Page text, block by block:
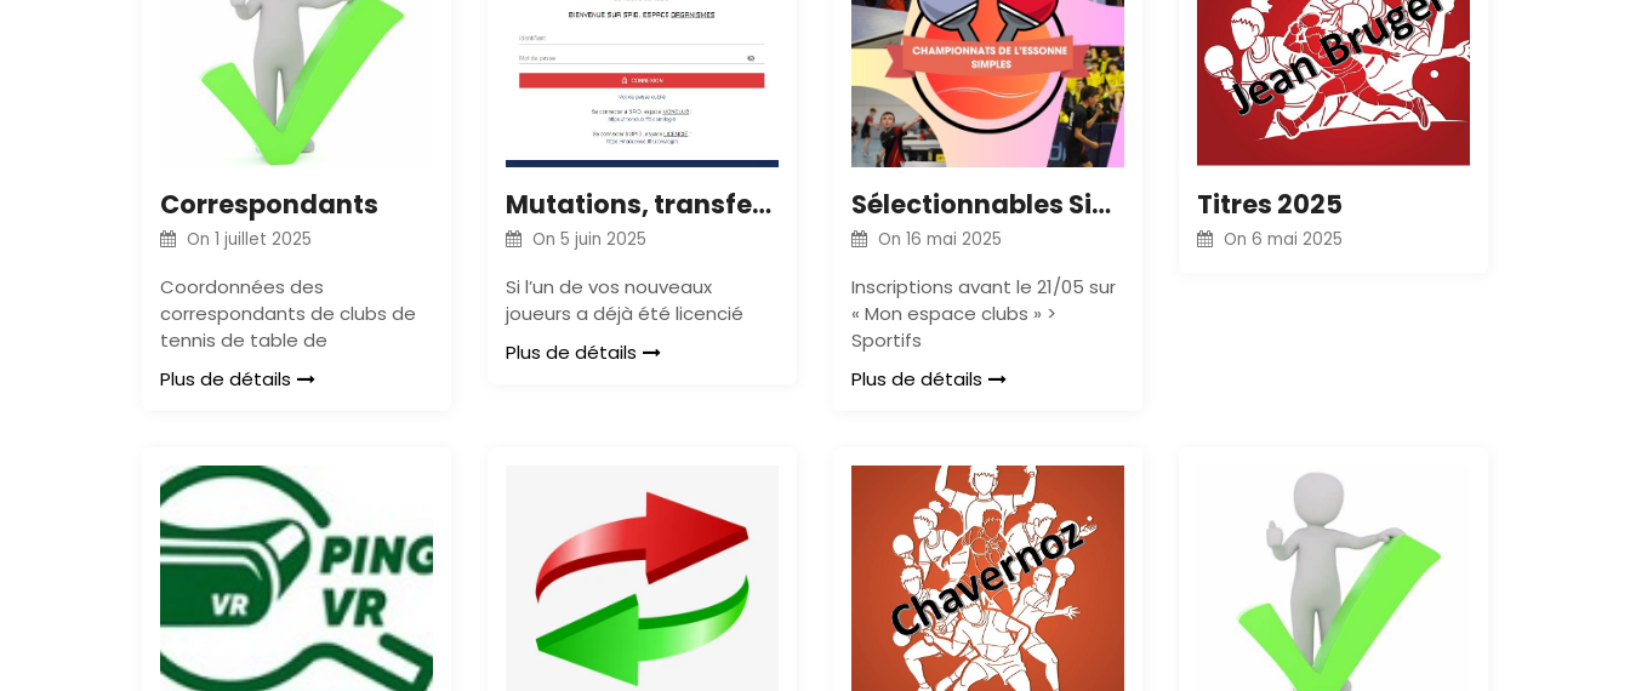
Correspondants
On 1 juillet 2025
Coordonnées des
correspondants de clubs de
tennis de table de
Plus de détails
Mutations, transferts
On 5 juin 2025
Si l’un de vos nouveaux
joueurs a déjà été licencié
Plus de détails
Sélectionnables Simples
On 16 mai 2025
Inscriptions avant le 21/05 sur
« Mon espace clubs » >
Sportifs
Plus de détails
Titres 2025
On 6 mai 2025